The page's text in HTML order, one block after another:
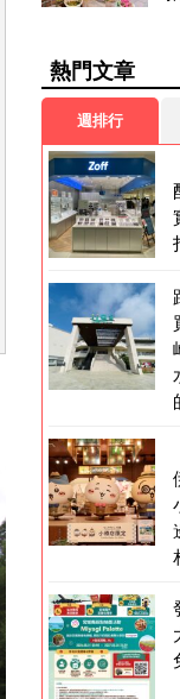
熱門文章
週排行